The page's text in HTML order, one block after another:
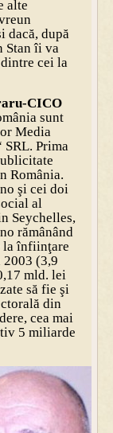
alte
dacă, după
Stan îi va
cei la
CICO
sunt
Media
Prima
România.
şi cei doi
al
Seychelles,
rămânând
la înfiinţare
(3,9
mld. lei
să fie şi
din
cea mai
5 miliarde